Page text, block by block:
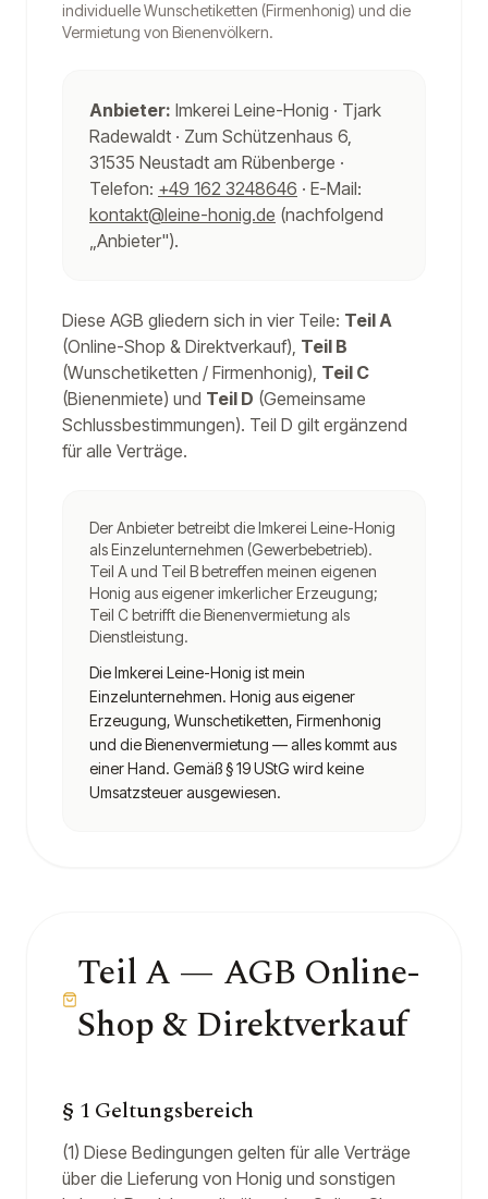
individuelle Wunschetiketten (Firmenhonig) und die
Vermietung von Bienenvölkern.
Anbieter: Imkerei Leine-Honig · Tjark
Radewaldt · Zum Schützenhaus 6,
31535 Neustadt am Rübenberge ·
Telefon: +49 162 3248646 · E-Mail:
kontakt@leine-honig.de (nachfolgend
„Anbieter").
Diese AGB gliedern sich in vier Teile: Teil A
(Online-Shop & Direktverkauf), Teil B
(Wunschetiketten / Firmenhonig), Teil C
(Bienenmiete) und Teil D (Gemeinsame
Schlussbestimmungen). Teil D gilt ergänzend
für alle Verträge.
Der Anbieter betreibt die Imkerei Leine-Honig
als Einzelunternehmen (Gewerbebetrieb).
Teil A und Teil B betreffen meinen eigenen
Honig aus eigener imkerlicher Erzeugung;
Teil C betrifft die Bienenvermietung als
Dienstleistung.
Die Imkerei Leine-Honig ist mein
Einzelunternehmen. Honig aus eigener
Erzeugung, Wunschetiketten, Firmenhonig
und die Bienenvermietung — alles kommt aus
einer Hand. Gemäß § 19 UStG wird keine
Umsatzsteuer ausgewiesen.
Teil A — AGB Online-
Shop & Direktverkauf
§ 1 Geltungsbereich
(1) Diese Bedingungen gelten für alle Verträge
über die Lieferung von Honig und sonstigen